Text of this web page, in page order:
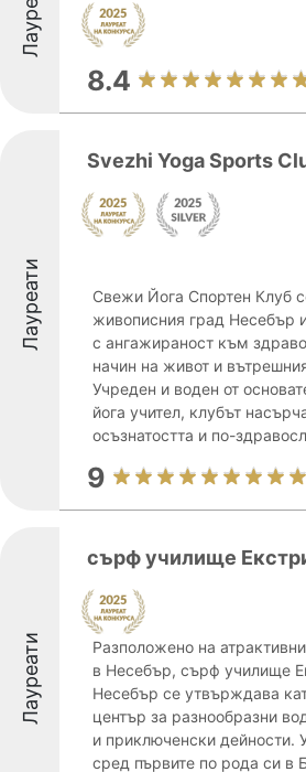
8.4
Лауреати
Svezhi Yoga Sports
Свежи Йога Спортен Клуб
живописния град Несебър
с ангажираност към
начин на живот и
Учреден и воден от
йога учител, клубът
осъзнатостта и по-
9
Лауреати
сърф училище
Разположено на
в Несебър, сърф училище
Несебър се утвърждава
център за разнообразни
и приключенски дейности.
сред първите по рода си в